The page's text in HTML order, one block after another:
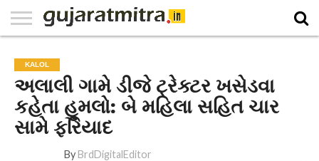
PAPER
NATIONAL
WORLD
BUSINESS
SPORTS
GUJARAT
OPINION
MORE
KALOL
અલાલી ગામે ડીજે ટ્રેક્ટર ખસેડવા
કહેતા હુમલો: બે મહિલા સહિત ચાર
સામે ફરિયાદ
By BrdDigitalEditor